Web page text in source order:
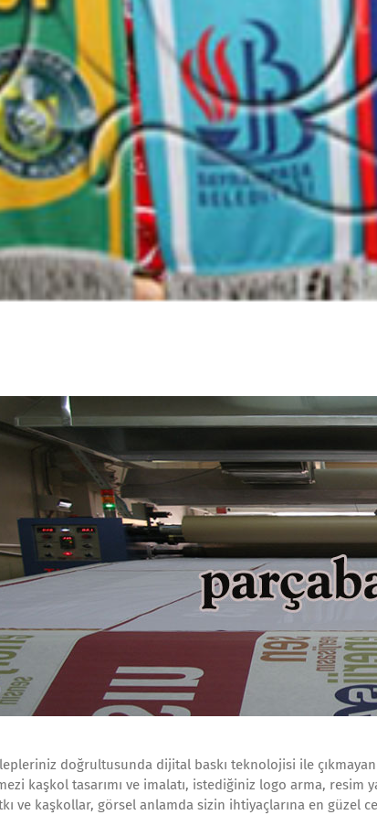
doğrultusunda dijital baskı teknolojisi ile
kaşkol tasarımı ve imalatı, istediğiniz logo arma, resim
ve kaşkollar, görsel anlamda sizin ihtiyaçlarına en güzel